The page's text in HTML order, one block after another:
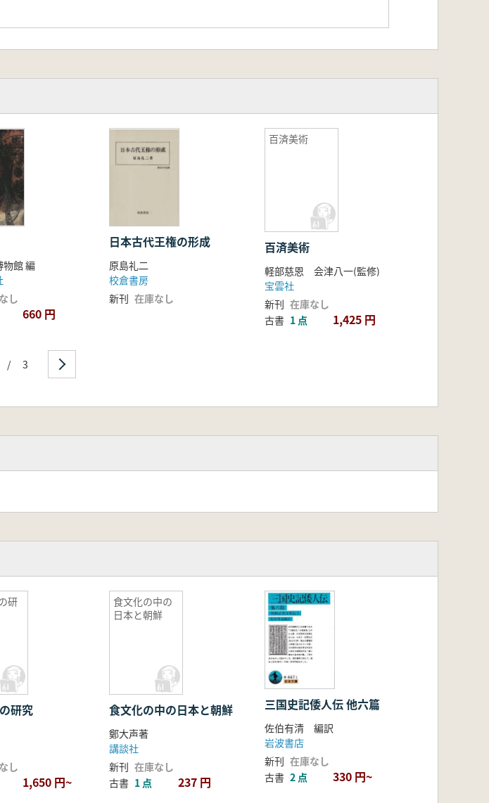
物館 編
し
660 円
日本古代王権の形成
原島礼二
校倉書房
新刊 在庫なし
百済美術
百済美術
軽部慈恩 会津八一(監修)
宝雲社
新刊 在庫なし
古書 1 点 1,425 円
/ 3
研
研究
し
1,650 円~
食文化の中の
日本と朝鮮
食文化の中の日本と朝鮮
鄭大声著
講談社
新刊 在庫なし
古書 1 点 237 円
三国史記倭人伝 他六篇
佐伯有清 編訳
岩波書店
新刊 在庫なし
古書 2 点 330 円~